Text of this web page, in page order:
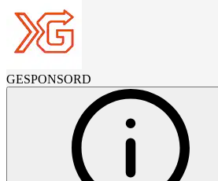
GESPONSORD